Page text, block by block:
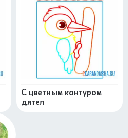
С цветным контуром
дятел